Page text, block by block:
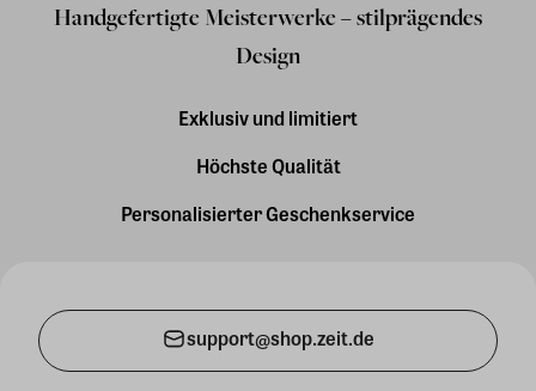
Handgefertigte Meisterwerke – stilprägendes
Design
Exklusiv und limitiert
Höchste Qualität
Personalisierter Geschenkservice
support@shop.zeit.de